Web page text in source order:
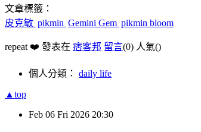
文章標籤：
皮克敏 pikmin Gemini Gem pikmin bloom
repeat ❤️ 發表在 痞客邦 留言(0) 人氣()
個人分類： daily life
▲top
Feb 06 Fri 2026 20:30